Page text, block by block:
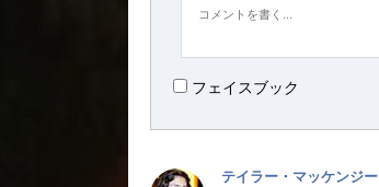
フェイスブック
テイラー・マッケンジー